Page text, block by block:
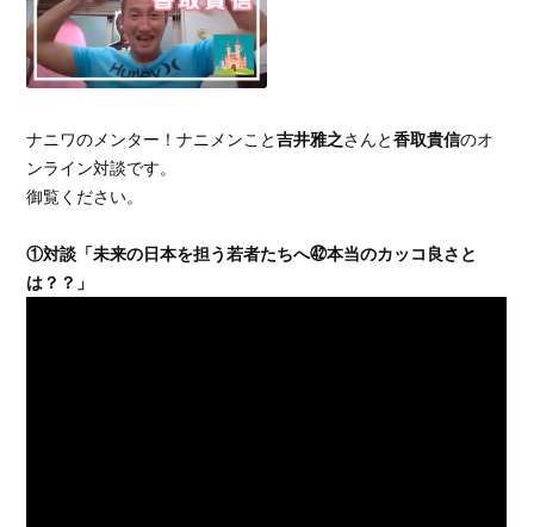
ナニワのメンター！ナニメンこと吉井雅之さんと香取貴信のオ
ンライン対談です。
御覧ください。
①対談「未来の日本を担う若者たちへ㊷本当のカッコ良さと
は？？」